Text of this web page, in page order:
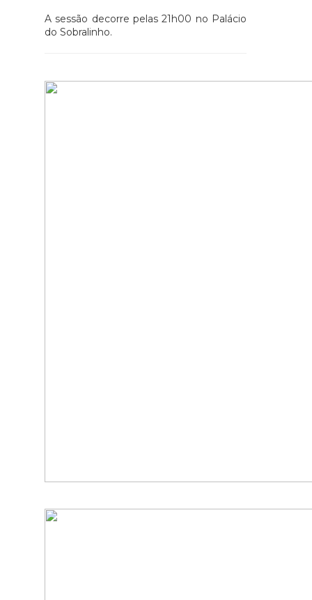
A sessão decorre pelas 21h00 no Palácio
do Sobralinho.